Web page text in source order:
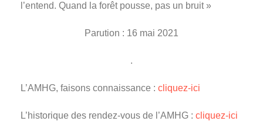
l’entend. Quand la forêt pousse, pas un bruit »
Parution : 16 mai 2021
.
L’AMHG, faisons connaissance : cliquez-ici
L’historique des rendez-vous de l’AMHG : cliquez-ici